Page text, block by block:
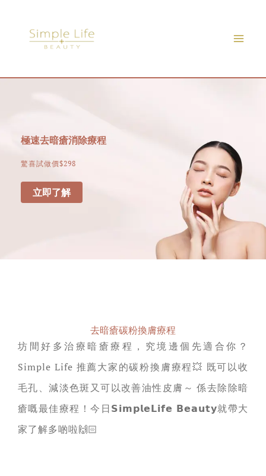
content
極速去暗瘡消除療程
驚喜試做價$298
立即了解
去暗瘡碳粉換膚療程
坊間好多治療暗瘡療程，究境邊個先適合你？
Simple Life 推薦大家的碳粉換膚療程💥 既可以收
毛孔、減淡色斑又可以改善油性皮膚～ 係去除除暗
瘡嘅最佳療程！今日𝗦𝗶𝗺𝗽𝗹𝗲𝗟𝗶𝗳𝗲 𝗕𝗲𝗮𝘂𝘁𝘆就帶大
家了解多啲啦🙌🏻